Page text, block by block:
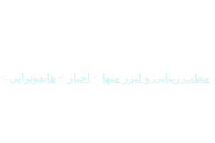
مطب زیبایی و لیزر میها اخبار هایفوتراپی